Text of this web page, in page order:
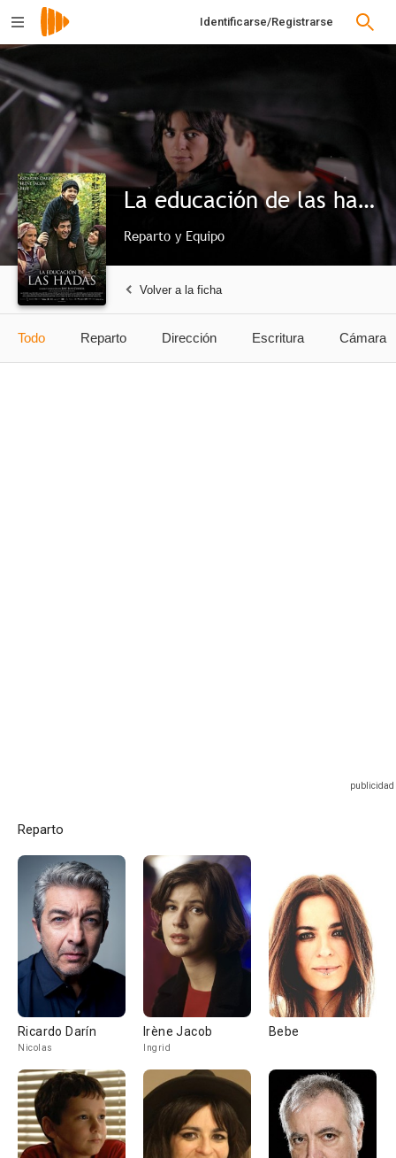
Identificarse/Registrarse
La educación de las hadas
Reparto y Equipo
Volver a la ficha
Todo Reparto Dirección Escritura Cámara
Reparto
Ricardo Darín
Nicolas
Irène Jacob
Ingrid
Bebe